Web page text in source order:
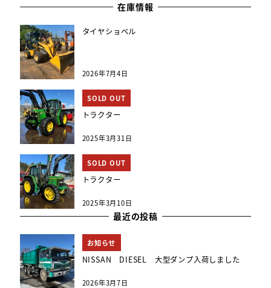
在庫情報
タイヤショベル
2026年7月4日
SOLD OUT
トラクター
2025年3月31日
SOLD OUT
トラクター
2025年3月10日
最近の投稿
お知らせ
NISSAN DIESEL 大型ダンプ入荷しました
2026年3月7日